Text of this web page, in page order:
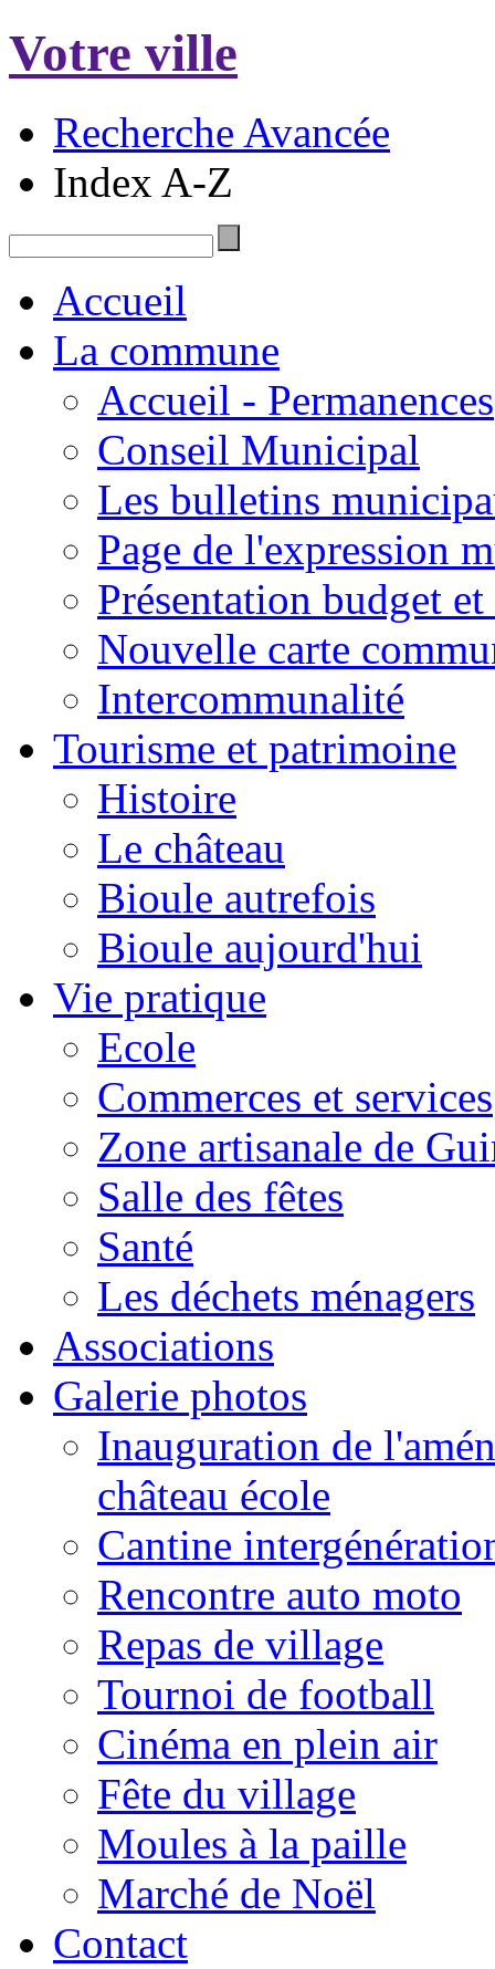
Votre ville
Recherche Avancée
Index A-Z
Accueil
La commune
Accueil - Permanences
Conseil Municipal
Les bulletins
Page de l'expression
Présentation budget
Nouvelle carte
Intercommunalité
Tourisme et patrimoine
Histoire
Le château
Bioule autrefois
Bioule aujourd'hui
Vie pratique
Ecole
Commerces et services
Zone artisanale de
Salle des fêtes
Santé
Les déchets ménagers
Associations
Galerie photos
Inauguration de
château école
Cantine
Rencontre auto moto
Repas de village
Tournoi de football
Cinéma en plein air
Fête du village
Moules à la paille
Marché de Noël
Contact